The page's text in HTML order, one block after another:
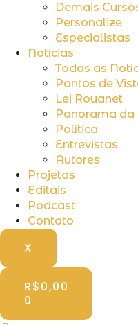
Demais
Personalize
Especialistas
Notícias
Todas as
Pontos de
Lei Rouanet
Panorama da
Política
Entrevistas
Autores
Projetos
Editais
Podcast
Contato
X
R$0,00
0